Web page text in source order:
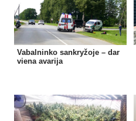
Vabalninko sankryžoje – dar
viena avarija